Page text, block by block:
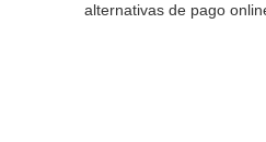
alternativas de pago